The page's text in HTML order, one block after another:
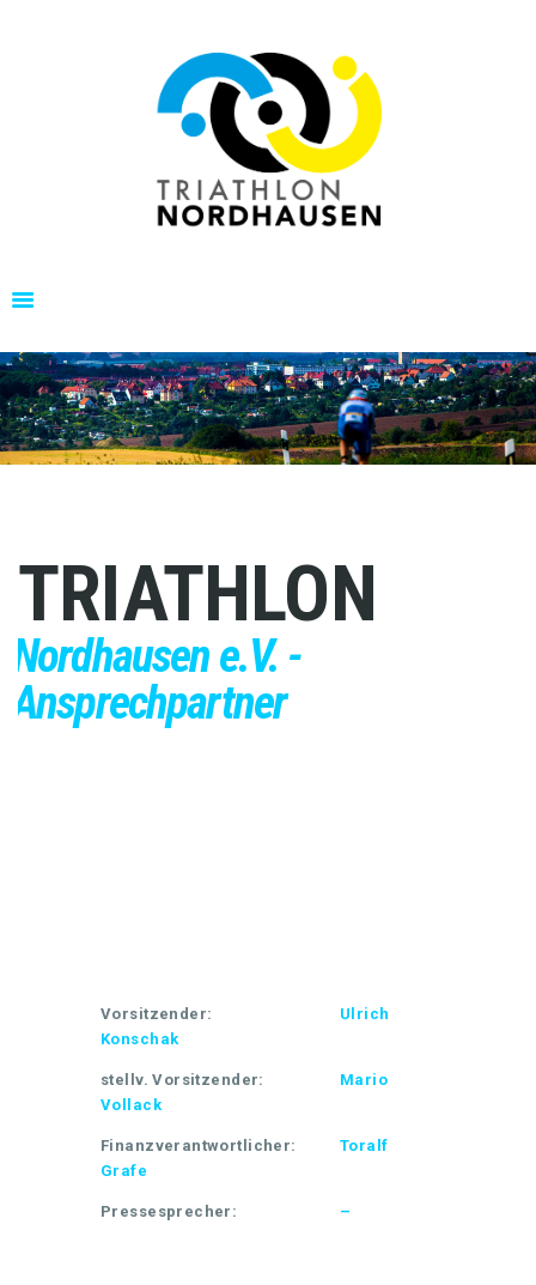
TRIATHLON NORDHAUSEN
Nordhaeuser Triathlon | Nordhaeuser Doppel
Triathlon Nordhausen e.V.
Nordhaeuser Triathlon
TRIATHLON
Nordhausen e.V. -
Ansprechpartner
Vorsitzender:
Ulrich
Konschak
stellv. Vorsitzender:
Mario
Vollack
Finanzverantwortlicher:
Toralf
Grafe
Pressesprecher: –